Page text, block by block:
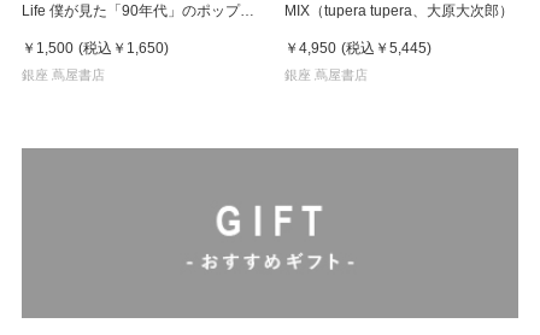
Life 僕が見た「90年代」のポップカ
￥1,500 (税込 ￥1,650)
銀座 蔦屋書店
MIX（tupera tupera、大原大次郎）
￥4,950 (税込 ￥5,445)
銀座 蔦屋書店